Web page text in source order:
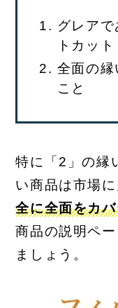
グレア
トカット
全面の縁
こと
特に「2」の縁
い商品は市場
全に全面をカ
商品の説明ペ
ましょう。